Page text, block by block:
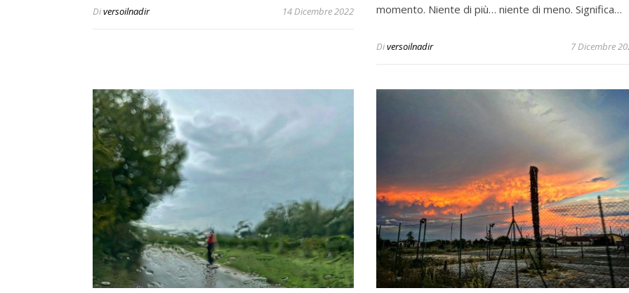
Diversoilnadir 14 Dicembre 2022
momento. Niente di più… niente di meno. Significa…
Diversoilnadir 7 Dicembre